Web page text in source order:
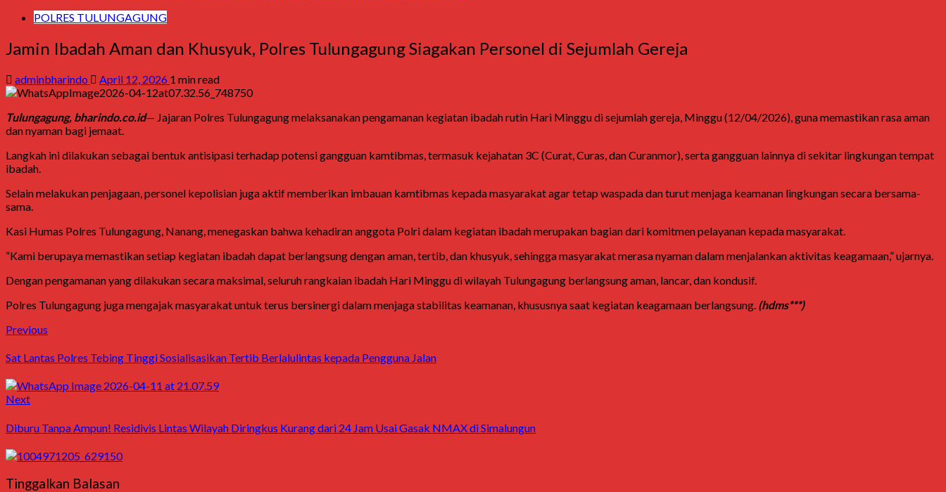
POLRES TULUNGAGUNG
Jamin Ibadah Aman dan Khusyuk, Polres Tulungagung Siagakan Personel di Sejumlah Gereja
adminbharindo April 12, 2026 1 min read
Tulungagung, bharindo.co.id— Jajaran Polres Tulungagungmelaksanakan pengamanan kegiatan ibadah rutin Hari Minggu di sejumlah gereja, Minggu (12/04/2026), guna memastikan rasa aman
dan nyaman bagi jemaat.
Langkah ini dilakukan sebagai bentuk antisipasi terhadap potensi gangguan kamtibmas, termasuk kejahatan 3C (Curat, Curas, dan Curanmor), serta gangguan lainnya di sekitar lingkungan tempat
ibadah.
Selain melakukan penjagaan, personel kepolisian juga aktif memberikan imbauan kamtibmas kepada masyarakat agar tetap waspada dan turut menjaga keamanan lingkungan secara bersama-
sama.
Kasi Humas Polres Tulungagung, Nanang, menegaskan bahwa kehadiran anggota Polri dalam kegiatan ibadah merupakan bagian dari komitmen pelayanan kepada masyarakat.
“Kami berupaya memastikan setiap kegiatan ibadah dapat berlangsung dengan aman, tertib, dan khusyuk, sehingga masyarakat merasa nyaman dalam menjalankan aktivitas keagamaan,” ujarnya.
Dengan pengamanan yang dilakukan secara maksimal, seluruh rangkaian ibadah Hari Minggu di wilayah Tulungagung berlangsung aman, lancar, dan kondusif.
Polres Tulungagung juga mengajak masyarakat untuk terus bersinergi dalam menjaga stabilitas keamanan, khususnya saat kegiatan keagamaan berlangsung. (hdms***)
Post
navigation
Previous
Sat Lantas Polres Tebing Tinggi Sosialisasikan Tertib Berlalulintas kepada Pengguna Jalan
NextNext
Diburu Tanpa Ampun! Residivis Lintas Wilayah Diringkus Kurang dari 24 Jam Usai Gasak NMAX di Simalungun
Tinggalkan Balasan